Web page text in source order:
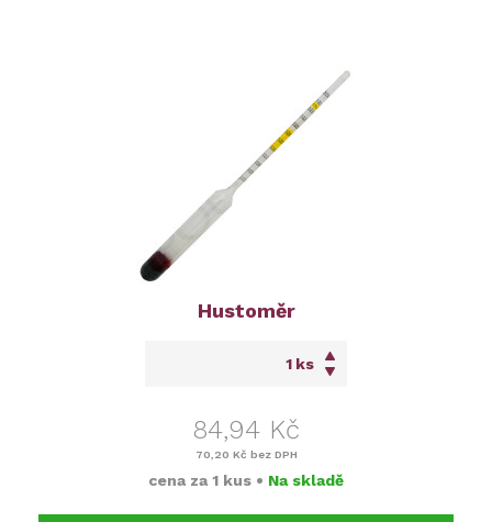
Hustoměr
ks
84,94 Kč
70,20 Kč bez DPH
cena za 1 kus • Na skladě